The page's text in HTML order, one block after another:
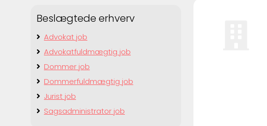
Beslægtede erhverv
Advokat job
Advokatfuldmægtig job
Dommer job
Dommerfuldmægtig job
Jurist job
Sagsadministrator job